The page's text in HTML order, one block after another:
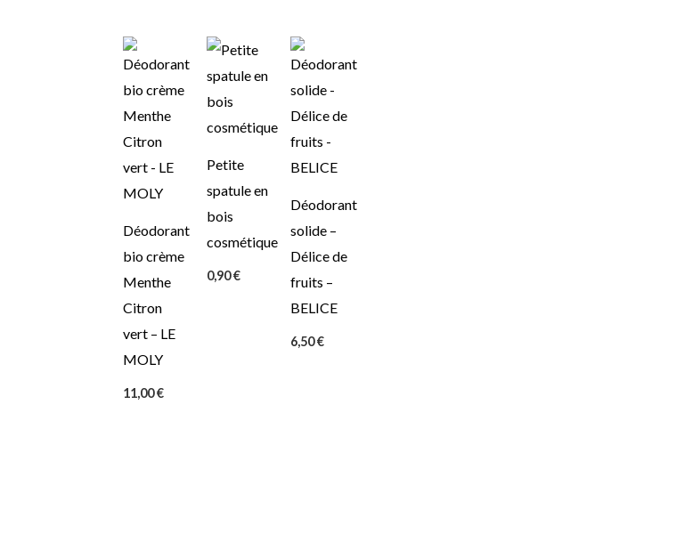
Déodorant
bio crème
Menthe
Citron
vert – LE
MOLY
11,00€
Petite
spatule en
bois
cosmétique
0,90€
Déodorant
solide –
Délice de
fruits –
BELICE
6,50€